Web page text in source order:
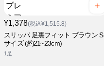
¥1,378(税込¥1,515.8)
スリッパ 足裏フィット ブラウン S
サイズ (約21~23cm)
1足